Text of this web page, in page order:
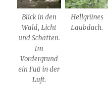
Blick in den
Wald, Licht
und Schatten.
Im
Vordergrund
ein Fuß in der
Luft.
Hellgrünes
Laubdach.